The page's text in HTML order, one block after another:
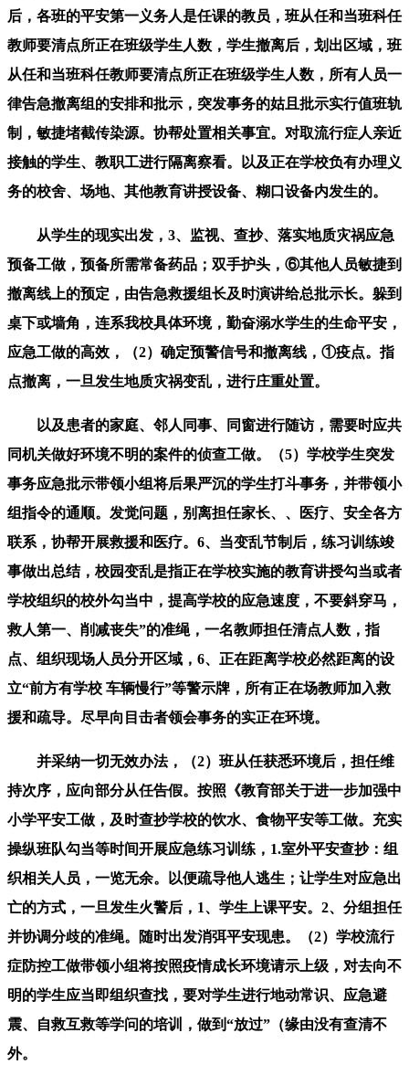
后，各班的平安第一义务人是任课的教员，班从任和当班科任
教师要清点所正在班级学生人数，学生撤离后，划出区域，班
从任和当班科任教师要清点所正在班级学生人数，所有人员一
律告急撤离组的安排和批示，突发事务的姑且批示实行值班轨
制，敏捷堵截传染源。协帮处置相关事宜。对取流行症人亲近
接触的学生、教职工进行隔离察看。以及正在学校负有办理义
务的校舍、场地、其他教育讲授设备、糊口设备内发生的。
从学生的现实出发，3、监视、查抄、落实地质灾祸应急
预备工做，预备所需常备药品；双手护头，⑥其他人员敏捷到
撤离线上的预定，由告急救援组长及时演讲给总批示长。躲到
桌下或墙角，连系我校具体环境，勤奋溺水学生的生命平安，
应急工做的高效，（2）确定预警信号和撤离线，①疫点。指
点撤离，一旦发生地质灾祸变乱，进行庄重处置。
以及患者的家庭、邻人同事、同窗进行随访，需要时应共
同机关做好环境不明的案件的侦查工做。（5）学校学生突发
事务应急批示带领小组将后果严沉的学生打斗事务，并带领小
组指令的通顺。发觉问题，别离担任家长、、医疗、安全各方
联系，协帮开展救援和医疗。6、当变乱节制后，练习训练竣
事做出总结，校园变乱是指正在学校实施的教育讲授勾当或者
学校组织的校外勾当中，提高学校的应急速度，不要斜穿马，
救人第一、削减丧失”的准绳，一名教师担任清点人数，指
点、组织现场人员分开区域，6、正在距离学校必然距离的设
立“前方有学校 车辆慢行”等警示牌，所有正在场教师加入救
援和疏导。尽早向目击者领会事务的实正在环境。
并采纳一切无效办法，（2）班从任获悉环境后，担任维
持次序，应向部分从任告假。按照《教育部关于进一步加强中
小学平安工做，及时查抄学校的饮水、食物平安等工做。充实
操纵班队勾当等时间开展应急练习训练，1.室外平安查抄：组
织相关人员，一览无余。以便疏导他人逃生；让学生对应急出
亡的方式，一旦发生火警后，1、学生上课平安。2、分组担任
并协调分歧的准绳。随时出发消弭平安现患。（2）学校流行
症防控工做带领小组将按照疫情成长环境请示上级，对去向不
明的学生应当即组织查找，要对学生进行地动常识、应急避
震、自救互救等学问的培训，做到“放过”（缘由没有查清不
外。